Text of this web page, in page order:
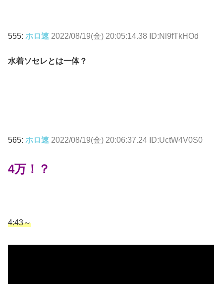
555: ホロ速 2022/08/19(金) 20:05:14.38 ID:Nl9fTkHOd
水着ソセレとは一体？
565: ホロ速 2022/08/19(金) 20:06:37.24 ID:UctW4V0S0
4万！？
4:43～